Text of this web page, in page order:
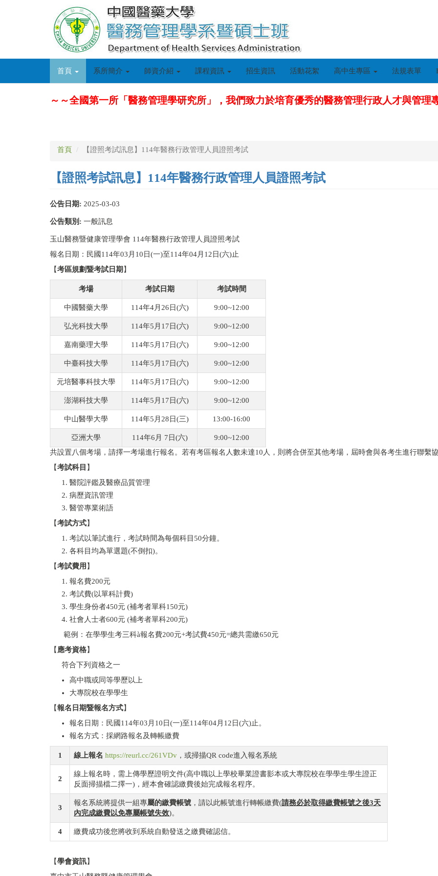
首頁 系所簡介 師資介紹 課程資訊 招生資訊 活動花絮 高中生專區 法規表單
～～全國第一所「醫務管理學研究所」，我們致力於培育優秀的醫務管理行政人才與管理
首頁 【證照考試訊息】114年醫務行政管理人員證照考試
【證照考試訊息】114年醫務行政管理人員證照考試
公告日期: 2025-03-03
公告類別: 一般訊息
玉山醫務暨健康管理學會 114年醫務行政管理人員證照考試
報名日期：民國114年03月10日(一)至114年04月12日(六)止
【考區規劃暨考試日期 】
考場 考試日期 考試時間
中國醫藥大學 114年4月26日(六) 9:00~12:00
弘光科技大學 114年5月17日(六) 9:00~12:00
嘉南藥理大學 114年5月17日(六) 9:00~12:00
中臺科技大學 114年5月17日(六) 9:00~12:00
元培醫事科技大學 114年5月17日(六) 9:00~12:00
澎湖科技大學 114年5月17日(六) 9:00~12:00
中山醫學大學 114年5月28日(三) 13:00-16:00
亞洲大學 114年6月 7日(六)
9:00~12:00
共設置八個考場，請擇一考場進行報名。若有考區報名人數未達10人，則將合併至其他考場，屆時會與各考生進行聯繫
【考試科目 】
醫院評鑑及醫療品質管理
病歷資訊管理
醫管專業術語
【考試方式】
考試以筆試進行，考試時間為每個科目50分鐘。
各科目均為單選題(不倒扣)。
【考試費用 】
報名費200元
考試費(以單科計費)
學生身份者450元 (補考者單科150元)
社會人士者600元 (補考者單科200元)
範例：在學學生考三科à報名費200元+考試費450元=總共需繳650元
【 應考資格】
符合下列資格之一
高中職或同等學歷以上
大專院校在學學生
【報名日期暨報名方式】
報名日期：民國114年03月10日(一)至114年04月12日(六)止。
報名方式：採網路報名及轉帳繳費
1 線上報名 https://reurl.cc/261VDv ，或掃描QR code進入報名系統
2
線上報名時，需上傳學歷證明文件(高中職以上學校畢業證書影本或大專院校在學學生學生證正
反面掃描檔二擇一)，經本會確認繳費後始完成報名程序。
3
報名系統將提供一組專屬的繳費帳號 ，請以此帳號進行轉帳繳費(請務必於取得繳費帳號之後3天
內完成繳費以免專屬帳號失效)。
4 繳費成功後您將收到系統自動發送之繳費確認信。
【學會資訊】